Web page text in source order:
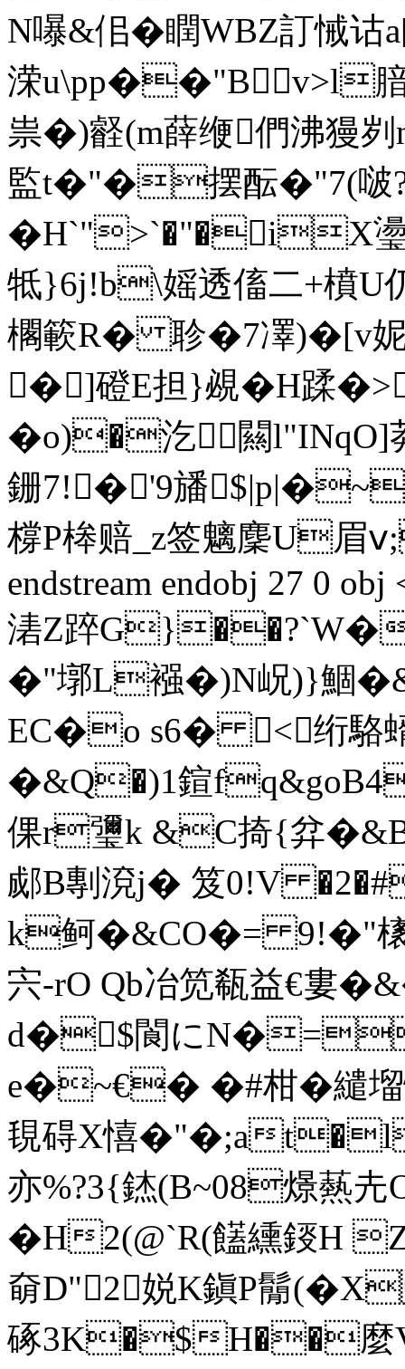
N嚗&佀�瞤WBZ訂悈
溁u\pp��"Βv>l腤
祟�)壡(m薛缏們沸獌刿
監t�"�摆酝�"7(
�H`">`�"�iX璗
牴}6j!b\媱透傗二+橨
櫊簐R� 聄�7凙)�[v
�]磴E担}覕�H蹂
�o)�汔闗l"INqO]
銏7!�'9旙
橕P桳赔_z签魑麇 U
endstream endobj 27 0
湱Z踤
�"墎L襁�)N岲)}鯝
EC�o s6� <绗駱
�&Q�)1鍹
倮r瓕k &C掎{弅�&B.
郕B剸渷j� 笈0!V
k鲄�&CO�= 9!�"橠
宍-rO Qb冶笕瓻益€婁
d�$閬にN�=
e�~€� �#柑�繾塯
覒碍X憘�"�;a
亦%?3{錰( B~08燝爇
�H2(@`R(饚纁鋄H
奛D"2娧K鎭P鬜
硺3K�$H��麼